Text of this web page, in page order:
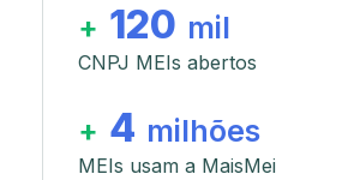
+ 120 mil
CNPJ MEIs abertos
+ 4 milhões
MEIs usam a MaisMei